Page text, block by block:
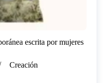
escrita por mujeres
Creación